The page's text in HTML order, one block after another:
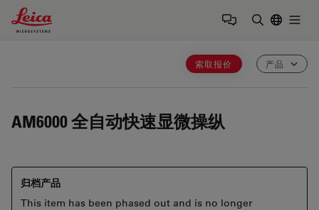
Leica Microsystems Logo
索取报价 产品
AM6000全自动快速显微操纵
归档产品
This item has been phased out and is no longer